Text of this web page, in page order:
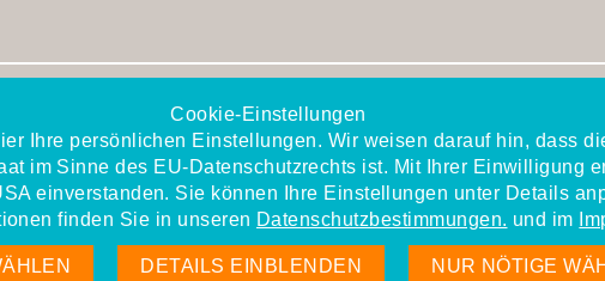
Cookie-Einstellungen
Ihre persönlichen Einstellungen. Wir weisen darauf hin, dass
im Sinne des EU-Datenschutzrechts ist. Mit Ihrer Einwilligung
einverstanden. Sie können Ihre Einstellungen unter Details
finden Sie in unseren Datenschutzbestimmungen. und im
DETAILS EINBLENDEN NUR NÖTIGE
iperdi gehört zu den
TOP-Personaldienstleistern